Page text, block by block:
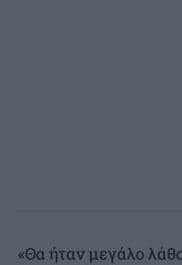
«Θα ήταν μεγάλο